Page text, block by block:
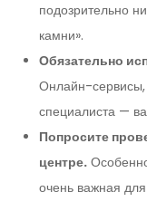
подозрительно
камни».
Обязательно
Онлайн-
специалиста —
Попросите
центре.
очень важная